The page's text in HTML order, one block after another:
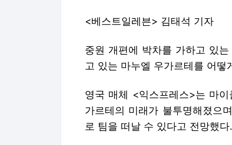
<베스트일레븐> 김태석 기자
중원 개편에 박차를 가하고 있
고 있는 마누엘 우가르테를 어
영국 매체 <익스프레스>는 마
가르테의 미래가 불투명해졌으
로 팀을 떠날 수 있다고 전망했다.